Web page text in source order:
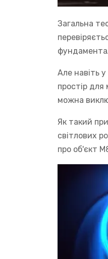
Загальна
Але навіть
простір
можна
Як такий
світлових
про об'єкт